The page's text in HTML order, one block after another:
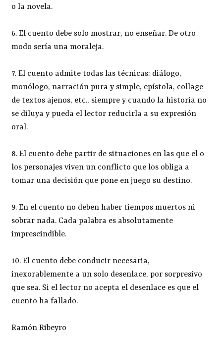
o la novela.
6. El cuento debe solo mostrar, no enseñar. De otro
modo sería una moraleja.
7. El cuento admite todas las técnicas: diálogo,
monólogo, narración pura y simple, epístola, collage
de textos ajenos, etc., siempre y cuando la historia no
se diluya y pueda el lector reducirla a su expresión
oral.
8. El cuento debe partir de situaciones en las que el o
los personajes viven un conflicto que los obliga a
tomar una decisión que pone en juego su destino.
9. En el cuento no deben haber tiempos muertos ni
sobrar nada. Cada palabra es absolutamente
imprescindible.
10. El cuento debe conducir necesaria,
inexorablemente a un solo desenlace, por sorpresivo
que sea. Si el lector no acepta el desenlace es que el
cuento ha fallado.
Ramón Ribeyro